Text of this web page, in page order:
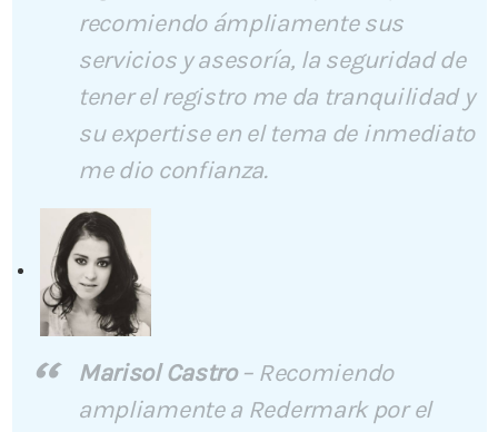
recomiendo ámpliamente sus
servicios y asesoría, la seguridad de
tener el registro me da tranquilidad y
su expertise en el tema de inmediato
me dio confianza.
Marisol Castro– Recomiendo
ampliamente a Redermark por el